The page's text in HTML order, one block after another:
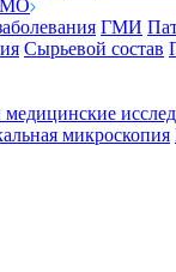
ГМИ
Сырьевой состав
микроскопия